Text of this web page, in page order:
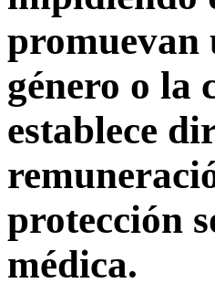
promuevan
género o la
establece
protección
médica.